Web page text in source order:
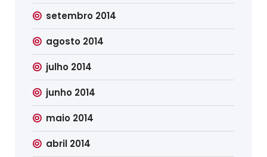
setembro 2014
agosto 2014
julho 2014
junho 2014
maio 2014
abril 2014